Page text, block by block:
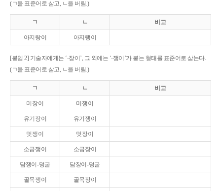
(ㄱ을 표준어로 삼고, ㄴ을 버림.)
ㄱ ㄴ 비고
아지랑이 아지랭이
[붙임 2] 기술자에게는 ‘-장이’, 그 외에는 ‘-쟁이’가 붙는 형태를 표준어로 삼는다.
(ㄱ을 표준어로 삼고, ㄴ을 버림.)
ㄱ ㄴ 비고
미장이 미쟁이
유기장이 유기쟁이
멋쟁이 멋장이
소금쟁이 소금장이
담쟁이-덩굴 담장이-덩굴
골목쟁이 골목장이